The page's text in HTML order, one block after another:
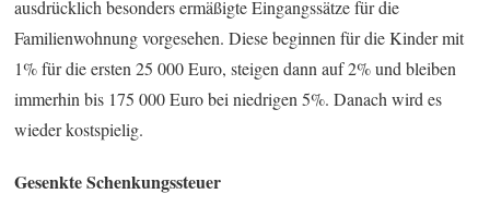
ausdrücklich besonders ermäßigte Eingangssätze für die
Familienwohnung vorgesehen. Diese beginnen für die Kinder mit
1% für die ersten 25 000 Euro, steigen dann auf 2% und bleiben
immerhin bis 175 000 Euro bei niedrigen 5%. Danach wird es
wieder kostspielig.
Gesenkte Schenkungssteuer